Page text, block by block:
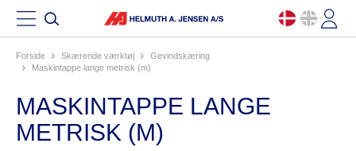
Forside skærende værktøj
gevindskæring
maskintappe lange metrisk (m)
MASKINTAPPE LANGE
METRISK (M)